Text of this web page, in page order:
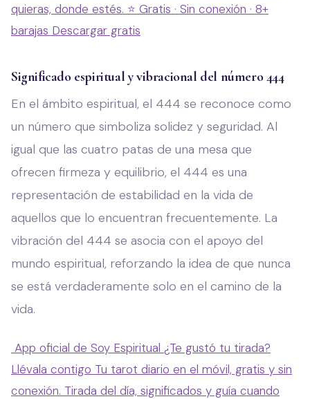
quieras, donde estés. ⭐ Gratis · Sin conexión · 8+
barajas Descargar gratis
Significado espiritual y vibracional del número 444
En el ámbito espiritual, el 444 se reconoce como
un número que simboliza solidez y seguridad. Al
igual que las cuatro patas de una mesa que
ofrecen firmeza y equilibrio, el 444 es una
representación de estabilidad en la vida de
aquellos que lo encuentran frecuentemente. La
vibración del 444 se asocia con el apoyo del
mundo espiritual, reforzando la idea de que nunca
se está verdaderamente solo en el camino de la
vida.
App oficial de Soy Espiritual ¿Te gustó tu tirada?
Llévala contigo Tu tarot diario en el móvil, gratis y sin
conexión. Tirada del día, significados y guía cuando